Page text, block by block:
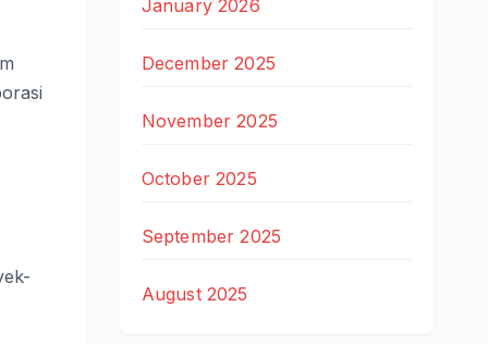
January 2026
December 2025
November 2025
October 2025
September 2025
August 2025